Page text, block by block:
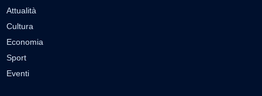
Attualità
Cultura
Economia
Sport
Eventi